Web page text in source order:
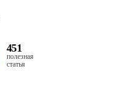
451
полезная
статья